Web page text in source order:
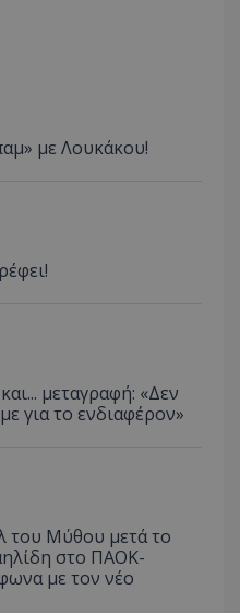
με Λουκάκου!
μεταγραφή: «Δεν
για το ενδιαφέρον»
του Μύθου μετά το
στο ΠΑΟΚ-
με τον νέο